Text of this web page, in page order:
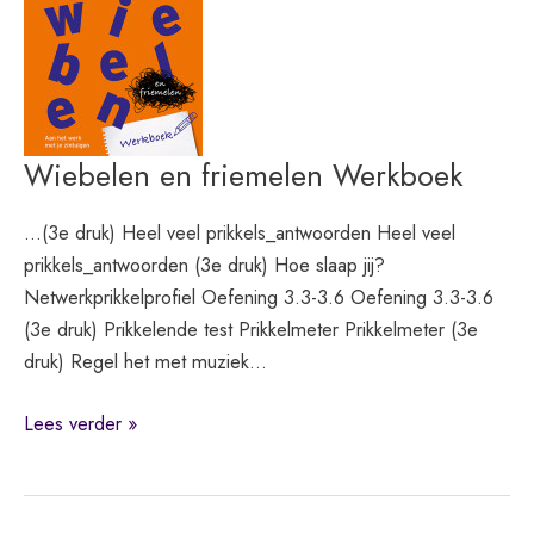
met
verstandelijke
beperking
Wiebelen en friemelen Werkboek
…(3e druk) Heel veel prikkels_antwoorden Heel veel
prikkels_antwoorden (3e druk) Hoe slaap jij?
Netwerkprikkelprofiel Oefening 3.3-3.6 Oefening 3.3-3.6
(3e druk) Prikkelende test Prikkelmeter Prikkelmeter (3e
druk) Regel het met muziek…
Wiebelen
Lees verder »